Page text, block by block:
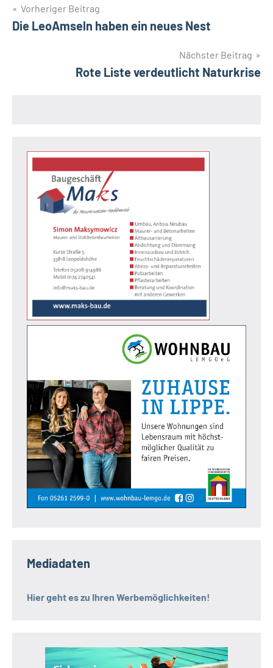
Beitragsnavigation
Vorheriger Beitrag
Die LeoAmseln haben ein neues Nest
Nächster Beitrag
Rote Liste verdeutlicht Naturkrise
Mediadaten
Hier geht es zu Ihren Werbemöglichkeiten!